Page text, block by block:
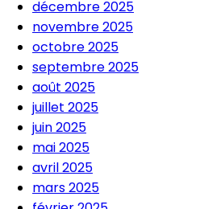
décembre 2025
novembre 2025
octobre 2025
septembre 2025
août 2025
juillet 2025
juin 2025
mai 2025
avril 2025
mars 2025